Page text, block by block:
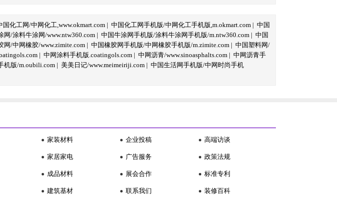
国化工网/中网化工,www.okmart.com | 中国化工网手机版/中网化工手机版,m.okmart.com | 中国
网/涂料牛涂网/www.ntw360.com | 中国牛涂网手机版/涂料牛涂网手机版/m.ntw360.com | 中国
网/中网橡胶/www.zimite.com | 中国橡胶网手机版/中网橡胶手机版/m.zimite.com | 中国塑料网/
| 中网涂料手机版.coatingols.com | 中网沥青/www.sinoasphalts.com | 中网沥青手
机版/m.oubili.com | 美美日记/www.meimeiriji.com | 中国生活网手机版/中网时尚手机
家装材料
家居家电
成品材料
建筑基材
企业投稿
广告服务
展会合作
联系我们
高端访谈
政策法规
标准专利
装修百科